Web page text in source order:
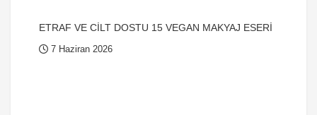
ETRAF VE CİLT DOSTU 15 VEGAN MAKYAJ ESERİ
7 Haziran 2026